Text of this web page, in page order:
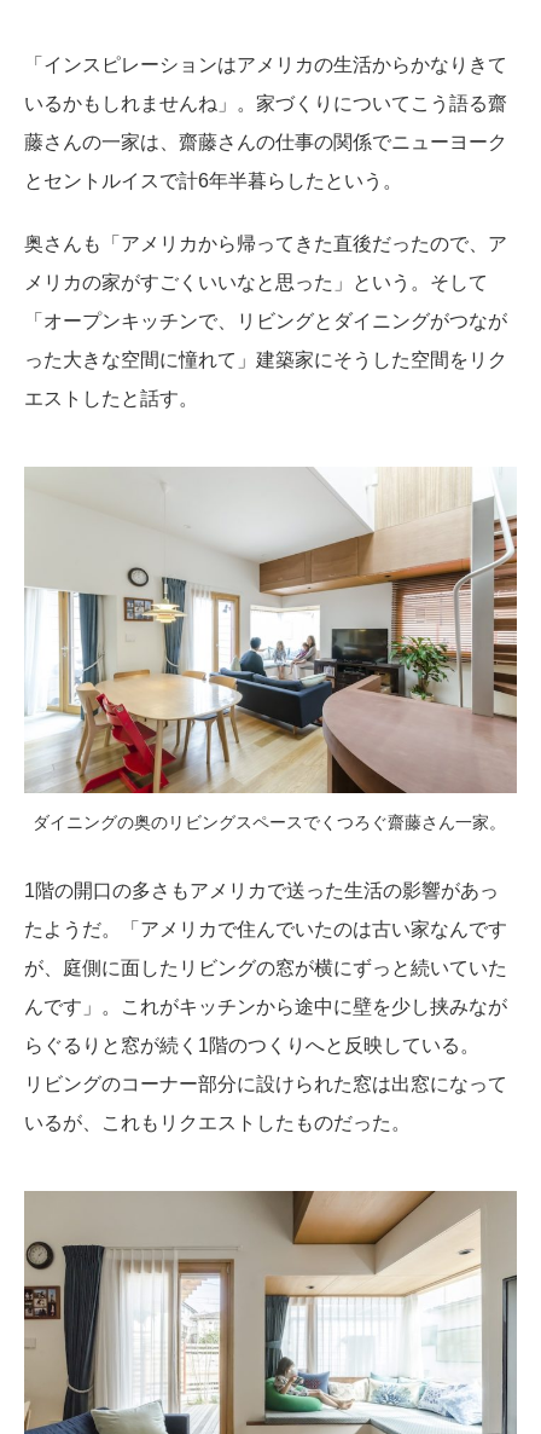
「インスピレーションはアメリカの生活からかなりきて
いるかもしれませんね」。家づくりについてこう語る齋
藤さんの一家は、齋藤さんの仕事の関係でニューヨーク
とセントルイスで計6年半暮らしたという。
奥さんも「アメリカから帰ってきた直後だったので、ア
メリカの家がすごくいいなと思った」という。そして
「オープンキッチンで、リビングとダイニングがつなが
った大きな空間に憧れて」建築家にそうした空間をリク
エストしたと話す。
ダイニングの奥のリビングスペースでくつろぐ齋藤さん一家。
1階の開口の多さもアメリカで送った生活の影響があっ
たようだ。「アメリカで住んでいたのは古い家なんです
が、庭側に面したリビングの窓が横にずっと続いていた
んです」。これがキッチンから途中に壁を少し挟みなが
らぐるりと窓が続く1階のつくりへと反映している。
リビングのコーナー部分に設けられた窓は出窓になって
いるが、これもリクエストしたものだった。